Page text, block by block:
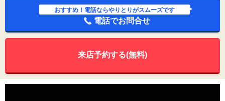
おすすめ！電話ならやりとりがスムーズです
電話でお問合せ
来店予約する(無料)